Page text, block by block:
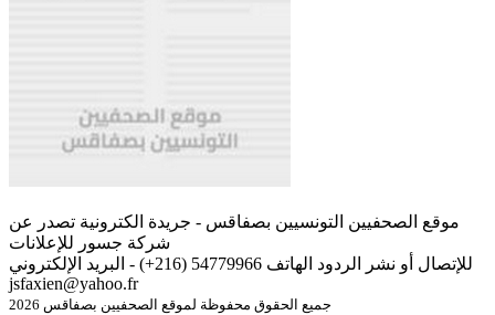
موقع الصحفيين التونسيين بصفاقس - جريدة الكترونية تصدر عن
شركة جسور للإعلانات
للإتصال أو نشر الردود الهاتف 54779966 (216+) - البريد الإلكتروني
jsfaxien@yahoo.fr
جميع الحقوق محفوظة لموقع الصحفيين بصفاقس 2026